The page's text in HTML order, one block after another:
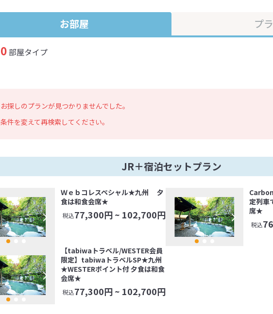
お部屋 プ
0部屋タイプ
お探しのプランが見つかりませんでした。
条件を変えて再検索してください。
JR＋宿泊セットプラン
Ｗｅｂコレスペシャル★九州 夕
食は和食会席★
税込77,300円 ~ 102,700円
定列車
席★
税込
【tabiwaトラベル/WESTER会員
限定】tabiwaトラベルSP★九州
★WESTERポイント付 夕食は和食
会席★
税込77,300円 ~ 102,700円